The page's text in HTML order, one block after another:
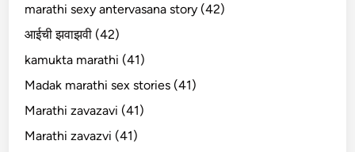
marathi sexy antervasana story (42)
आईची झवाझवी (42)
kamukta marathi (41)
Madak marathi sex stories (41)
Marathi zavazavi (41)
Marathi zavazvi (41)